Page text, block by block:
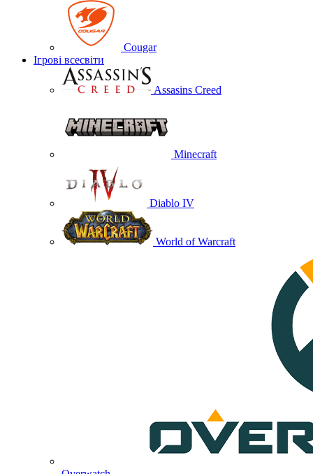
Cougar
Ігрові всесвіти
Assasins Creed
Minecraft
Diablo IV
World of Warcraft